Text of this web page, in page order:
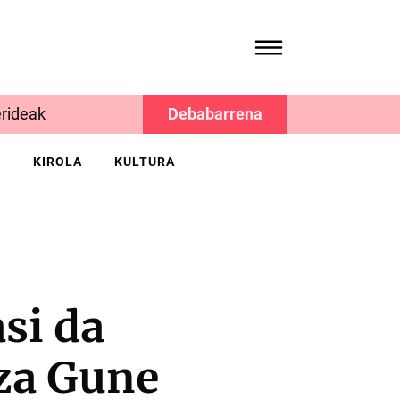
Debabarrena
KIROLA KULTURA
da
Gune